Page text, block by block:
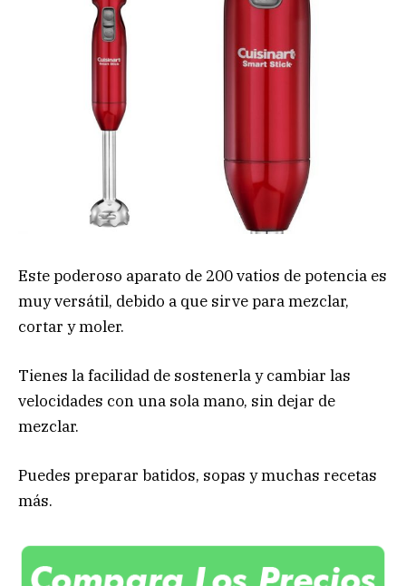
Este poderoso aparato de 200 vatios de potencia es
muy versátil, debido a que sirve para mezclar,
cortar y moler.
Tienes la facilidad de sostenerla y cambiar las
velocidades con una sola mano, sin dejar de
mezclar.
Puedes preparar batidos, sopas y muchas recetas
más.